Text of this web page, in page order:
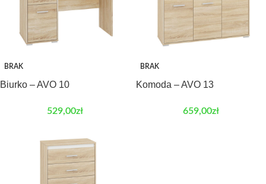
BRAK
Biurko – AVO 10
529,00zł
BRAK
Komoda – AVO 13
659,00zł